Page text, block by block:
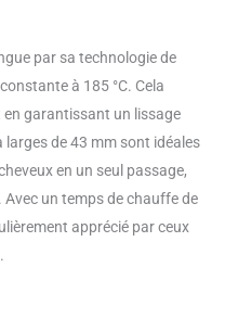
sa technologie
il est 2x plus réactif
: chauffe en
si inutilisé dès 10
- jusqu'à 2x moins de
d'énergie (10) - 3
- cordon de 2,7m
par sa technologie de
à 185 °C. Cela
en garantissant un lissage
de 43 mm sont idéales
en un seul passage,
un temps de chauffe de
apprécié par ceux